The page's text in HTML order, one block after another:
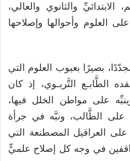
والثانوي والعالي،
العلوم وأحوالها وإصلاحها
بصيرًا بعيوب العلوم التي
الطَّابـع التَّربـوي، إذ كان
على مواطن الخلل فيها،
على الطَّالب، ونبَّه في جرأة
العراقيل المصطنعة التي
في وجه كل إصلاح علميٍّ